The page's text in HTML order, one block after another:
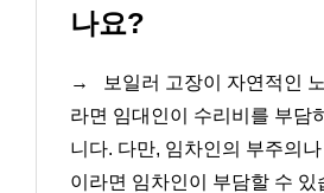
나요?
→
보일러 고장이 자연적인
라면 임대인이 수리비를 부담
니다. 다만, 임차인의 부주의
이라면 임차인이 부담할 수 있